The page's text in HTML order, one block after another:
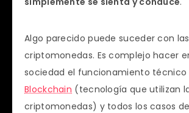
Algo parecido puede suceder con las
criptomonedas. Es complejo hacer
sociedad el funcionamiento técnico
Blockchain (tecnología que utilizan
criptomonedas) y todos los casos